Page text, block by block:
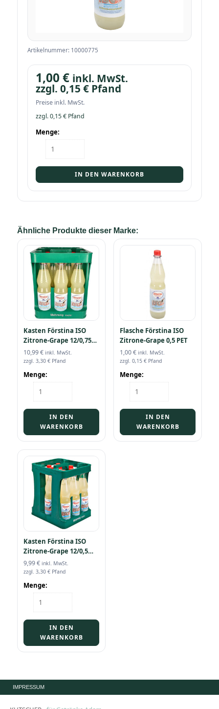
Artikelnummer: 10000775
1,00 € inkl. MwSt.
zzgl. 0,15 € Pfand
Preise inkl. MwSt.
zzgl.0,15€ Pfand
Menge:
Flasche
Förstina
Grape
0,75
PET
IN DEN WARENKORB
Ähnliche Produkte dieser Marke:
Kasten Förstina ISO
Zitrone-Grape 12/0,75
PET
10,99€ inkl. MwSt.
zzgl. 3,30 € Pfand
Menge:
Kasten
Förstina
Zitrone-
Grape
12/0,75
Menge
IN DEN
WARENKORB
Flasche Förstina ISO
Zitrone-Grape 0,5 PET
1,00€ inkl. MwSt.
zzgl. 0,15 € Pfand
Menge:
Flasche
Förstina
Zitrone-
Grape
0,5
IN DEN
WARENKORB
Kasten Förstina ISO
Zitrone-Grape 12/0,5
PET
9,99€ inkl. MwSt.
zzgl. 3,30 € Pfand
Menge:
Kasten
Förstina
Zitrone-
Grape
12/0,5
IN DEN
WARENKORB
IMPRESSUM